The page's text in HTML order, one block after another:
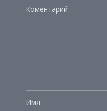
Коментарий
Имя